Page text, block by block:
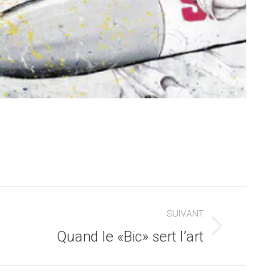
SUIVANT
Quand le «Bic» sert l’art